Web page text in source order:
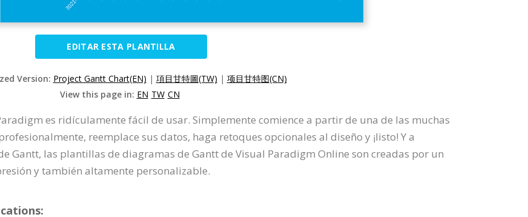
EDITAR ESTA PLANTILLA
Version: Project Gantt Chart(EN) | 項目甘特圖(TW) | 项目甘特图(CN)
View this page in: EN TW CN
es ridículamente fácil de usar. Simplemente comience a partir de una de las muchas
reemplace sus datos, haga retoques opcionales al diseño y ¡listo! Y a
Gantt, las plantillas de diagramas de Gantt de Visual Paradigm Online son creadas por un
y también altamente personalizable.